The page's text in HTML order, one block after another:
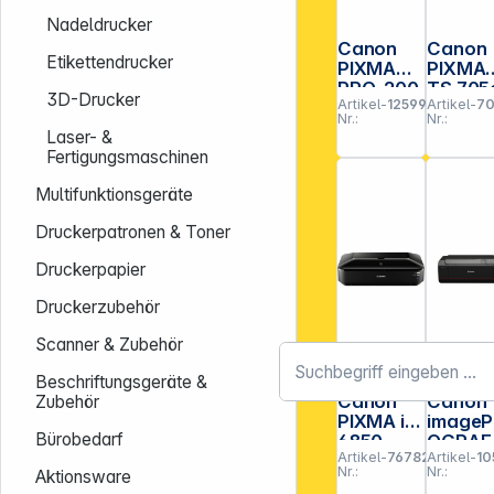
Nadeldrucker
Etikettendrucker
3D-Drucker
Laser- &
Fertigungsmaschinen
Multifunktionsgeräte
Druckerpatronen & Toner
Druckerpapier
Druckerzubehör
Scanner & Zubehör
Beschriftungsgeräte &
Zubehör
Bürobedarf
Aktionsware
Canon
PIXMA
PRO-200
S
Artikel-
Nr.:
125990
Canon
PIXMA
TS
Artikel-
Nr.:
Canon
PIXMA iX
6850
Artikel-
Nr.:
767823
Canon
OGRAF
Pro-
Artikel-
Nr.: